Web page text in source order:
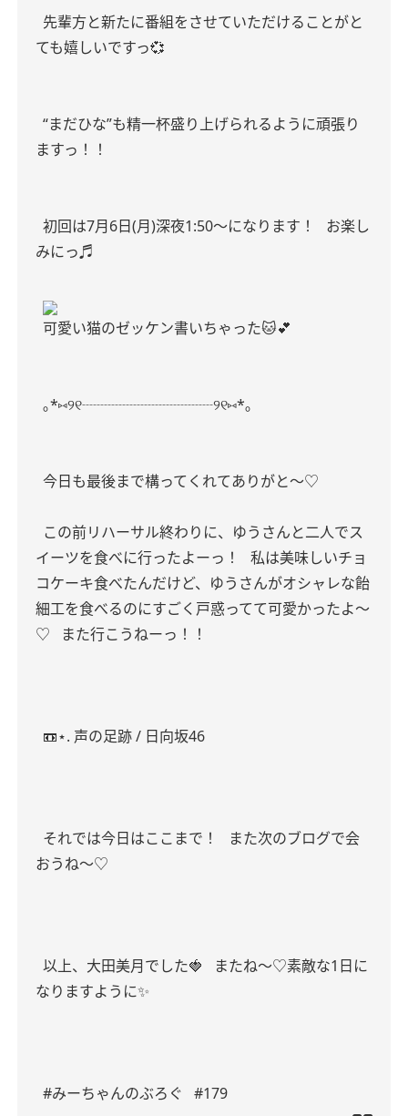
先輩方と新たに番組をさせていただけることがと
ても嬉しいですっ💞
“まだひな”も精一杯盛り上げられるように頑張り
ますっ！！
初回は7月6日(月)深夜1:50〜になります！
お楽し
みにっ♬
可愛い猫のゼッケン書いちゃった🐱💕
｡*⑅୨୧┈┈┈┈┈┈┈┈┈୨୧⑅*｡
今日も最後まで構ってくれてありがと〜♡
この前リハーサル終わりに、ゆうさんと二人でス
イーツを食べに行ったよーっ！
私は美味しいチョ
コケーキ食べたんだけど、ゆうさんがオシャレな飴
細工を食べるのにすごく戸惑ってて可愛かったよ〜
♡
また行こうねーっ！！
📼⋆. 声の足跡 / 日向坂46
それでは今日はここまで！
また次のブログで会
おうね〜♡
以上、大田美月でした🍓
またね〜♡素敵な1日に
なりますように✨️
#みーちゃんのぶろぐ #179